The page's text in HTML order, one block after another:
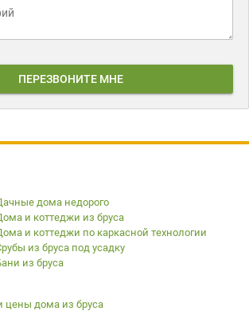
ПЕРЕЗВОНИТЕ МНЕ
дома недорого
и коттеджи из бруса
и коттеджи по каркасной технологии
из бруса под усадку
из бруса
цены дома из бруса